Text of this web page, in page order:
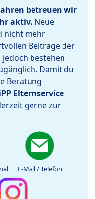
betreuen wir
aktiv. Neue
nicht mehr
Beiträge der
bestehen
Damit du
Beratung
Elternservice
gerne zur
E-Mail / Telefon